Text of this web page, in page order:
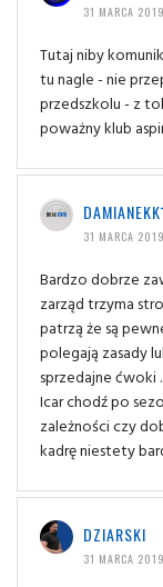
31 MARCA
Tutaj niby
tu nagle - nie
przedszkolu - z
poważny klub
31 MARCA
Bardzo dobrze
zarząd trzyma
patrzą że są
polegają zasady
sprzedajne ćwoki
Icar chodź po
zależności czy
kadrę niestety
DZIARSKI
31 MARCA